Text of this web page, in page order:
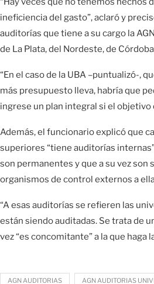
ineficiencia del gasto”, aclaró y
auditorías que tiene a su cargo la
de La Plata, del Nordeste, de
“En el caso de la UBA –puntualizó-,
más presupuesto lleva, habría que
ingrese un plan integral si el objetivo
Además, el funcionario explicó que
superiores “tiene auditorías
son permanentes y que a su vez son
organismos de control externos a
“A esas auditorías se refieren las
están siendo auditadas. Se trata de
vez “es concomitante” a la que haga
AGN AUDITORIAS AGN AUDITORIAS